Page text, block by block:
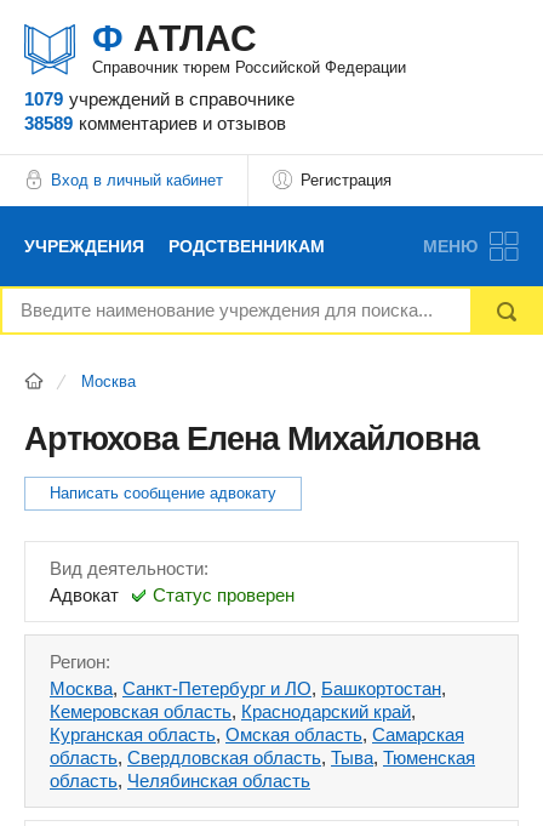
Ф АТЛАС
Справочник тюрем Российской Федерации
1079 учреждений в справочнике
38589 комментариев и отзывов
Вход в личный кабинет Регистрация
УЧРЕЖДЕНИЯ РОДСТВЕННИКАМ
НОВОСТИ БЛОГ АДВОКАТЫ
РЕКЛАМОДАТЕЛЯМ
МЕНЮ
Москва
Артюхова Елена Михайловна
Написать сообщение адвокату
Вид деятельности:
Адвокат
Статус проверен
Регион:
Москва, Санкт-Петербург и ЛО, Башкортостан,
Кемеровская область, Краснодарский край,
Курганская область, Омская область, Самарская
область, Свердловская область, Тыва, Тюменская
область, Челябинская область